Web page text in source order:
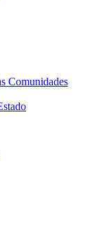
Comunidades